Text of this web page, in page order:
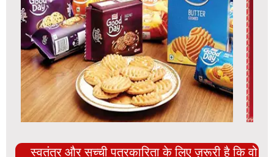
स्वतंत्र और सच्ची पत्रकारिता के लिए ज़रूरी है कि वो